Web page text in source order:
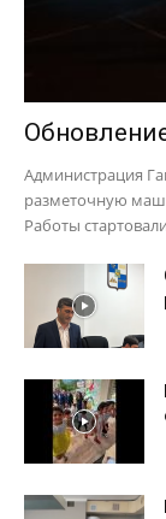
Администрация
разметочную
Работы